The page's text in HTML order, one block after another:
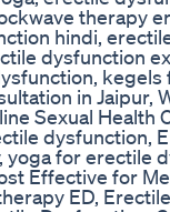
therapy
hindi,
dysfunction
in Jaipur,
Sexual Health
dysfunction,
for erectile
Effective for
ED,